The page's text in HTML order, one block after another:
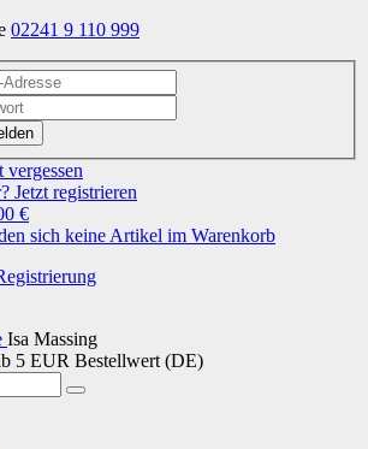
02241 9 110 999
vergessen
Jetzt registrieren
€
sich keine Artikel im Warenkorb
Isa Massing
5 EUR Bestellwert (DE)